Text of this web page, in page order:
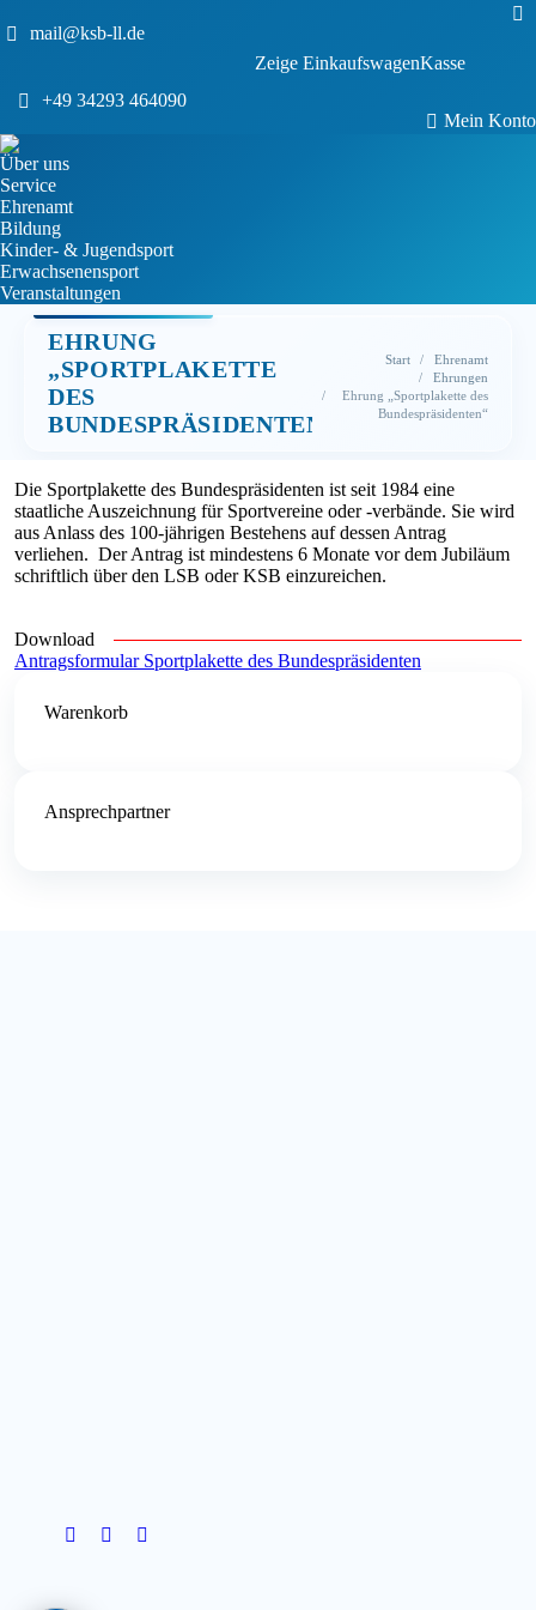
mail@ksb-ll.de
+49 34293 464090
Zeige EinkaufswagenKasse
Mein Konto
Über uns
Service
Ehrenamt
Bildung
Kinder- & Jugendsport
Erwachsenensport
Veranstaltungen
EHRUNG
„SPORTPLAKETTE
DES
BUNDESPRÄSIDENTEN“
Sie befinden sich hier:
Start
Ehrenamt
Ehrungen
Ehrung „Sportplakette des
Bundespräsidenten“
Die Sportplakette des Bundespräsidenten ist seit 1984 eine
staatliche Auszeichnung für Sportvereine oder -verbände. Sie wird
aus Anlass des 100-jährigen Bestehens auf dessen Antrag
verliehen. Der Antrag ist mindestens 6 Monate vor dem Jubiläum
schriftlich über den LSB oder KSB einzureichen.
Download
Antragsformular Sportplakette des Bundespräsidenten
Warenkorb
Ansprechpartner